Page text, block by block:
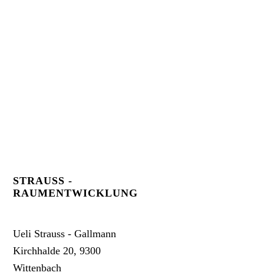
STRAUSS -
RAUMENTWICKLUNG
Ueli Strauss - Gallmann
Kirchhalde 20, 9300
Wittenbach